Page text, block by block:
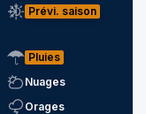
Prévi. saison
Pluies
Nuages
Orages